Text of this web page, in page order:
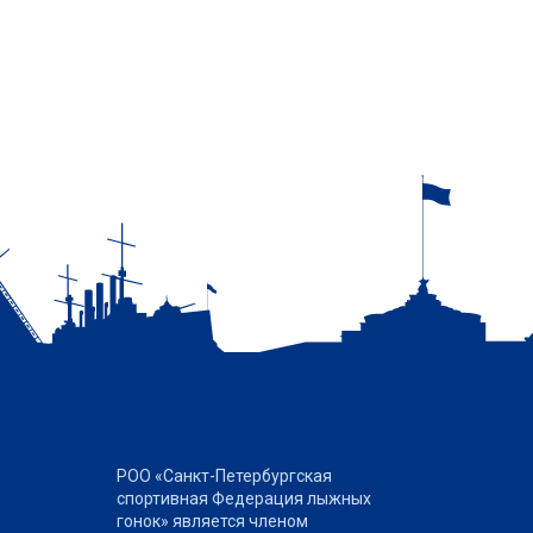
РОО «Санкт-Петербургская
спортивная Федерация лыжных
гонок» является членом